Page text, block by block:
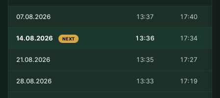
07.08.2026 13:37 17:40
14.08.2026 NEXT 13:36 17:34
21.08.2026 13:35 17:27
28.08.2026 13:33 17:19